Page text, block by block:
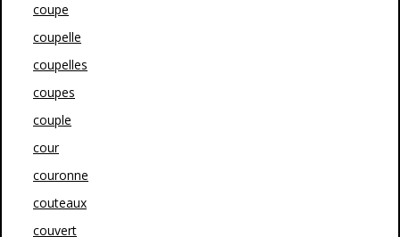
coupe
coupelle
coupelles
coupes
couple
cour
couronne
couteaux
couvert